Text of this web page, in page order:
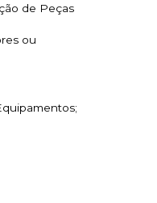
de Peças
ou